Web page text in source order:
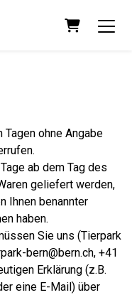
Tagen ohne Angabe
ab dem Tag des
geliefert werden,
Ihnen benannter
haben.
Sie uns (Tierpark
bern@bern.ch, +41
Erklärung (z.B.
eine E-Mail) über